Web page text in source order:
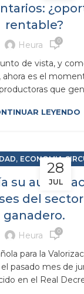
rentable?
Heura 0
de vista, y
ahora es el
que
LEYENDO
28
JUL
, ECONOMIA
su
del
ganadero.
Heura 0
para la
el pasado mes de
en el Real